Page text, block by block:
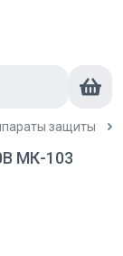
защиты
МК-103